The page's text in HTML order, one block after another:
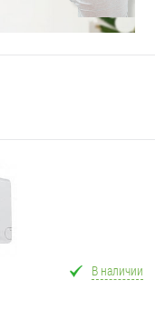
В наличии